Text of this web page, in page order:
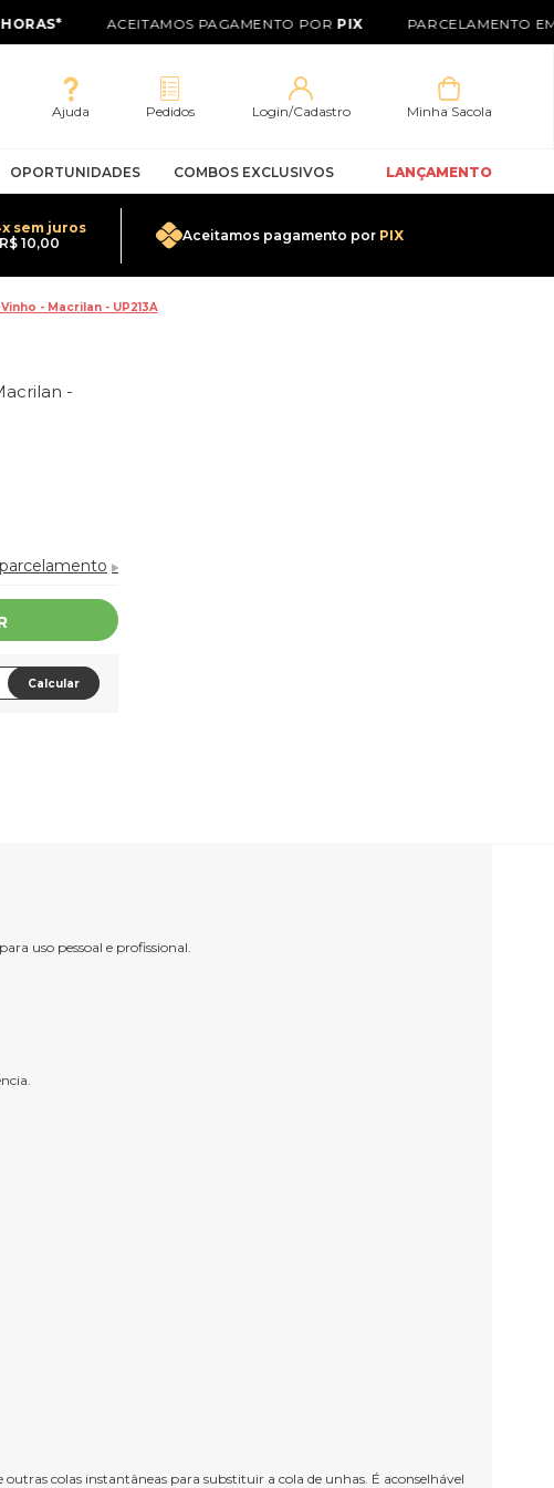
ACEITAMOS PAGAMENTO PORPIX PARCELAMENTO
Ajuda Pedidos Login/Cadastro Minha Sacola
OPORTUNIDADES COMBOS EXCLUSIVOS LANÇAMENTO
sem juros
10,00
Aceitamos pagamento porPIX
- Macrilan - UP213A
-
Calcular
uso pessoal e profissional.
colas instantâneas para substituir a cola de unhas. É aconselhável